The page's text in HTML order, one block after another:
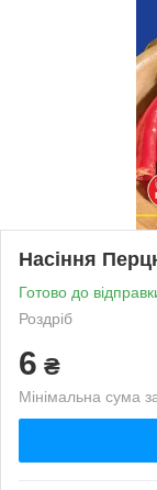
Насіння
Готово до
Роздріб
6 ₴
Мінімальна сума